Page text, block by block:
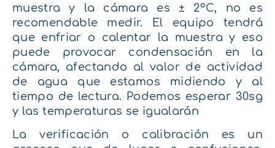
muestra y la cámara es ± 2ºC, no es
recomendable medir. El equipo tendrá
que enfriar o calentar la muestra y eso
puede provocar condensación en la
cámara, afectando al valor de actividad
de agua que estamos midiendo y al
tiempo de lectura. Podemos esperar 30sg
y las temperaturas se igualarán
La verificación o calibración es un